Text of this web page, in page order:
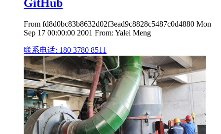
GitHub
From fd8d0bc83b8632d02f3ead9c8828c5487c0d4880 Mon
Sep 17 00:00:00 2001 From: Yalei Meng
联系电话: 180 3780 8511